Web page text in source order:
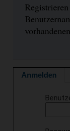
Anmelden